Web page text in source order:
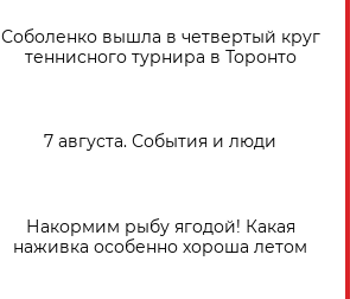
Соболенко вышла в четвертый круг
теннисного турнира в Торонто
7 августа. События и люди
Накормим рыбу ягодой! Какая
наживка особенно хороша летом